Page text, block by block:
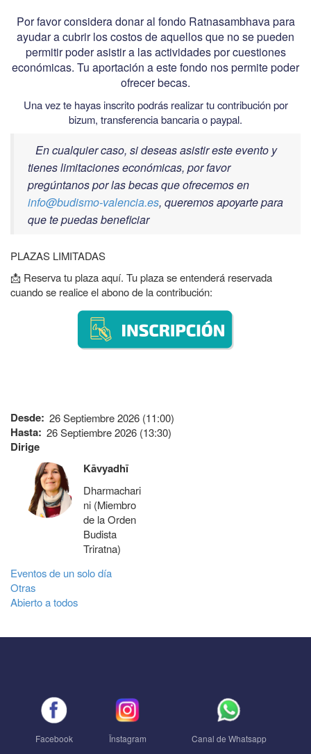
Por favor considera donar al fondo Ratnasambhava para
ayudar a cubrir los costos de aquellos que no se pueden
permitir poder asistir a las actividades por cuestiones
económicas. Tu aportación a este fondo nos permite poder
ofrecer becas.
Una vez te hayas inscrito podrás realizar tu contribución por
bizum, transferencia bancaria o paypal.
En cualquier caso, si deseas asistir este evento y
tienes limitaciones económicas, por favor
pregúntanos por las becas que ofrecemos en
info@budismo-valencia.es, queremos apoyarte para
que te puedas beneficiar
PLAZAS LIMITADAS
📩 Reserva tu plaza aquí. Tu plaza se entenderá reservada
cuando se realice el abono de la contribución:
Desde 26 Septiembre 2026 (11:00)
Hasta 26 Septiembre 2026 (13:30)
Dirige
Kāvyadhī
Dharmachari
ni (Miembro
de la Orden
Budista
Triratna)
Eventos de un solo día
Otras
Abierto a todos
Facebook Ïnstagram Canal de Whatsapp